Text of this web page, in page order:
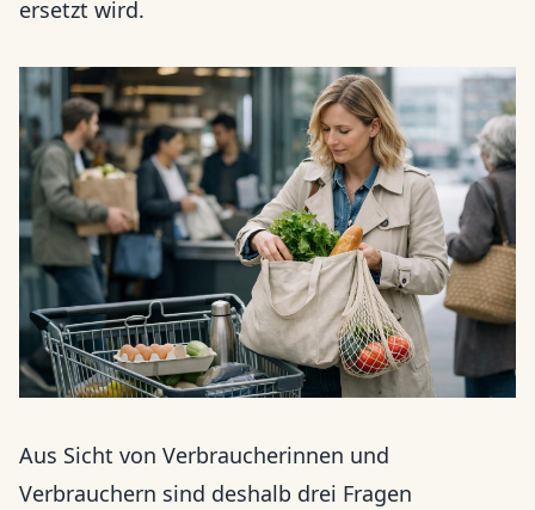
ersetzt wird.
Aus Sicht von Verbraucherinnen und
Verbrauchern sind deshalb drei Fragen